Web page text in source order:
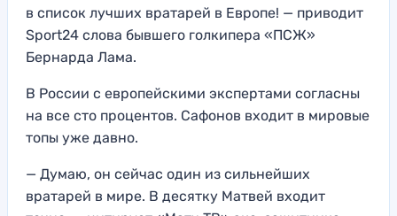
в список лучших вратарей в Европе! — приводит
Sport24 слова бывшего голкипера «ПСЖ»
Бернарда Лама.
В России с европейскими экспертами согласны
на все сто процентов. Сафонов входит в мировые
топы уже давно.
— Думаю, он сейчас один из сильнейших
вратарей в мире. В десятку Матвей входит